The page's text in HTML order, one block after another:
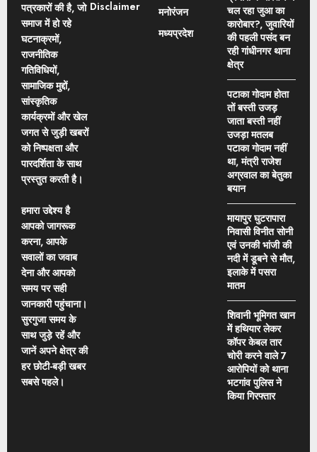
पत्रकारों की है, जो
समाज में हो रहे
घटनाक्रमों,
राजनीतिक
गतिविधियों,
सामाजिक मुद्दों,
सांस्कृतिक
कार्यक्रमों और खेल
जगत से जुड़ी खबरों
को निष्पक्षता और
पारदर्शिता के साथ
प्रस्तुत करती है।
हमारा उद्देश्य है
आपको जागरूक
करना, आपके
सवालों का जवाब
देना और आपको
समय पर सही
जानकारी पहुंचाना।
सुरगुजा समय के
साथ जुड़े रहें और
जानें अपने क्षेत्र की
हर छोटी-बड़ी खबर
सबसे पहले।
Disclaimer
मनोरंजन
मध्यप्रदेश
चल रहा जुआ का
कारोबार?, जुवारियों
की पहली पसंद बन
रही गांधीनगर थाना
क्षेत्र
पटाका गोदाम होता
तों बस्ती उजड़
जाता बस्ती नहीं
उजड़ा मतलब
पटाका गोदाम नहीं
था, मंत्री राजेश
अग्रवाल का बेतुका
बयान
मायापुर घुटरापारा
निवासी विनीत सोनी
एवं उनकी भांजी की
नदी में डूबने से मौत,
इलाके में पसरा
मातम
शिवानी भूमिगत खान
में हथियार लेकर
कॉपर केबल तार
चोरी करने वाले 7
आरोपियों को थाना
भटगांव पुलिस ने
किया गिरफ्तार